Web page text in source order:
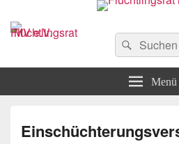
Flüchtlingsrat MV
Schwerin
Suchen
nach:
Suchen
Menü